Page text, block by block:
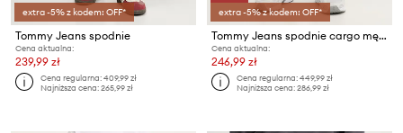
extra -5% z kodem: OFF*
Tommy Jeans spodnie
Cena aktualna:
239,99 zł
Cena regularna:409,99 zł
Najniższa cena:265,99 zł
extra -5% z kodem: OFF*
Tommy Jeans spodnie cargo męskie bawełniane z elastanem
Cena aktualna:
246,99 zł
Cena regularna:449,99 zł
Najniższa cena:286,99 zł